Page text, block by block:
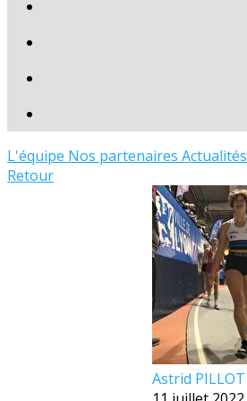
L'équipe Nos partenaires Actualités
Retour
Astrid PILLOT